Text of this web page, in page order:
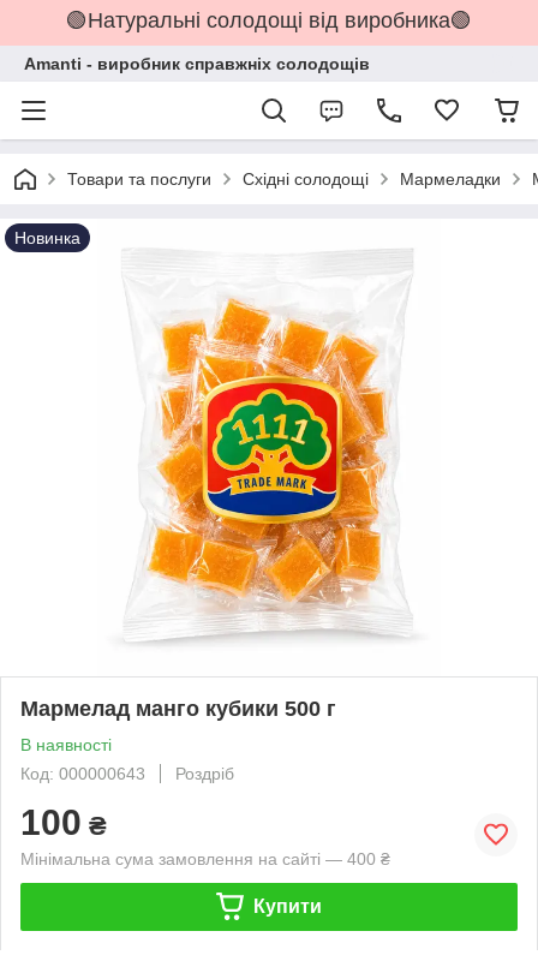
🟢Натуральні солодощі від виробника🟢
Amanti - виробник справжніх солодощів
Товари та послуги Східні солодощі Мармеладки
Новинка
Мармелад манго кубики 500 г
В наявності
Код: 000000643
Роздріб
100 ₴
Мінімальна сума замовлення на сайті — 400 ₴
Купити